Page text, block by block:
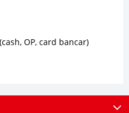
OP, card bancar)